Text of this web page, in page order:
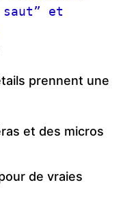
saut” et
prennent une
et des micros
de vraies